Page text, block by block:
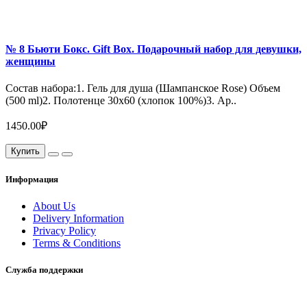
№ 8 Бьюти Бокс. Gift Box. Подарочный набор для девушки,
женщины
Состав набора:1. Гель для душа (Шампанское Rose) Объем
(500 ml)2. Полотенце 30х60 (хлопок 100%)3. Ар..
1450.00₽
Купить
Информация
About Us
Delivery Information
Privacy Policy
Terms & Conditions
Служба поддержки